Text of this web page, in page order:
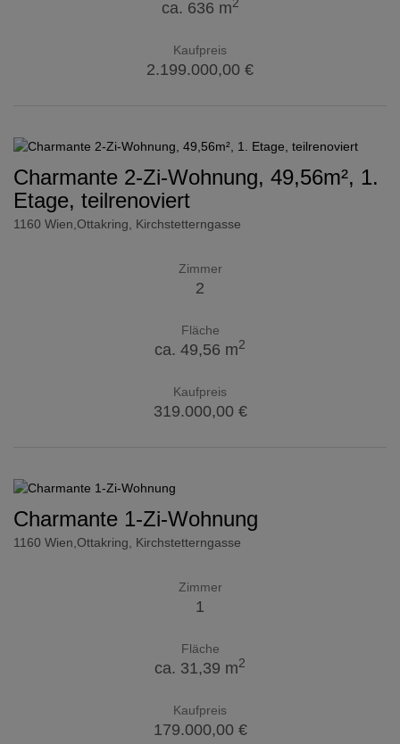
ca. 636 m2
Kaufpreis
2.199.000,00 €
Charmante 2-Zi-Wohnung, 49,56m², 1.
Etage, teilrenoviert
1160 Wien,Ottakring , Kirchstetterngasse
Zimmer
2
Fläche
ca. 49,56 m2
Kaufpreis
319.000,00 €
Charmante 1-Zi-Wohnung
1160 Wien,Ottakring , Kirchstetterngasse
Zimmer
1
Fläche
ca. 31,39 m2
Kaufpreis
179.000,00 €